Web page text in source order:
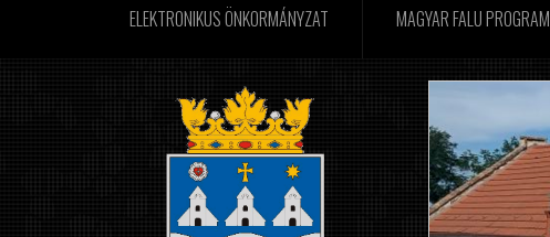
ELEKTRONIKUS ÖNKORMÁNYZAT MAGYAR FALU PROGRAM